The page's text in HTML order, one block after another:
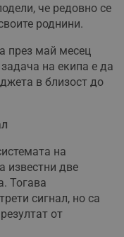
че редовно се
роднини.
през май месец
на екипа е да
в близост до
на
известни две
Тогава
сигнал, но са
от